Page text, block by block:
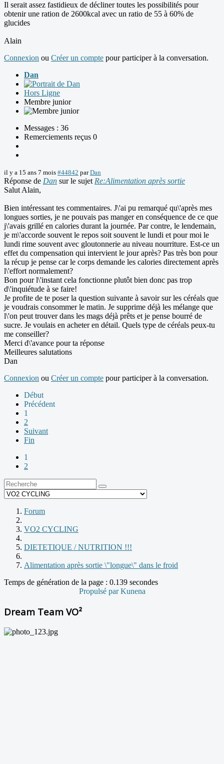
Il serait assez fastidieux de décliner toutes les possibilités pour
obtenir une ration de 2600kcal avec un ratio de 55 à 60% de
glucides
Alain
Connexion ou Créer un compte pour participer à la conversation.
Dan
Hors Ligne
Membre junior
Messages : 36
Remerciements reçus 0
il y a 15 ans 7 mois #44842 parDan
Réponse de Dan sur le sujet Re:Alimentation après sortie
Salut Alain,
Bien intéressant tes commentaires. J\'ai pu remarqué qu\'après mes
longues sorties, je ne pouvais pas manger en conséquence de ce que
j\'avais grillé en calories durant la journée. Par contre, le lendemain,
je m\'accorde souvent le repos soit souvent le lundi et pour moi le
lundi rime souvent avec gloutonnerie au niveau nourriture. Est-ce un
effet du compensation qui intervient le jour après? Pas très bon pour
la récup je pense car le corps demande les calories directement après
l\'effort normalement?
Bon pour l\'instant cela fonctionne plutôt bien donc pas trop
d\'inquiétude à se faire!
Je profite de te poser la question suivante à savoir sur les céréals que
je voudrais consommer le matin. Je supprime déjà les mélange que
l\'on peut trouver dans les mags déjà prêts et je pense bourré de
sucre. Je voulais en acheter en détail. Quels type de céréals peux-tu
me conseiller?
Merci d\'avance pour ta réponse
Meilleures salutations
Dan
Connexion ou Créer un compte pour participer à la conversation.
Début
Précédent
1
2
Suivant
Fin
1
2
Forum
VO2 CYCLING
DIETETIQUE / NUTRITION !!!
Alimentation après sortie \"longue\" dans le froid
Temps de génération de la page : 0.139 secondes
Propulsé parKunena
Dream Team VO²